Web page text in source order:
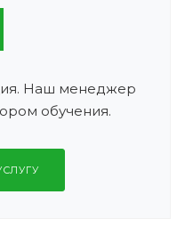
Наш менеджер
обучения.